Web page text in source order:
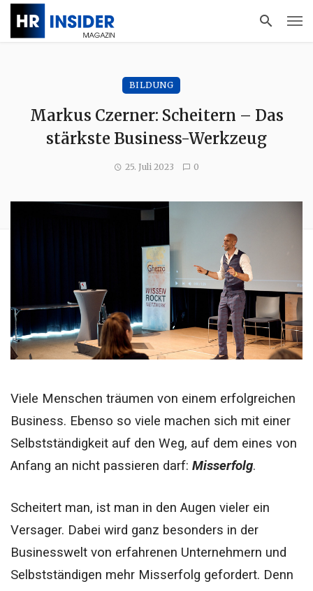
BILDUNG
Markus Czerner: Scheitern – Das
stärkste Business-Werkzeug
25. Juli 2023 0
Viele Menschen träumen von einem erfolgreichen
Business. Ebenso so viele machen sich mit einer
Selbstständigkeit auf den Weg, auf dem eines von
Anfang an nicht passieren darf: Misserfolg.
Scheitert man, ist man in den Augen vieler ein
Versager. Dabei wird ganz besonders in der
Businesswelt von erfahrenen Unternehmern und
Selbstständigen mehr Misserfolg gefordert. Denn